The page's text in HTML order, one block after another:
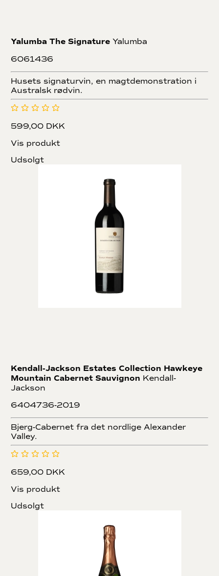
Yalumba The SignatureYalumba
6061436
Husets signaturvin, en magtdemonstration i
Australsk rødvin.
599,00 DKK
Vis produkt
Udsolgt
Kendall-Jackson Estates Collection Hawkeye
Mountain Cabernet Sauvignon Kendall-
Jackson
6404736-2019
Bjerg-Cabernet fra det nordlige Alexander
Valley.
659,00 DKK
Vis produkt
Udsolgt